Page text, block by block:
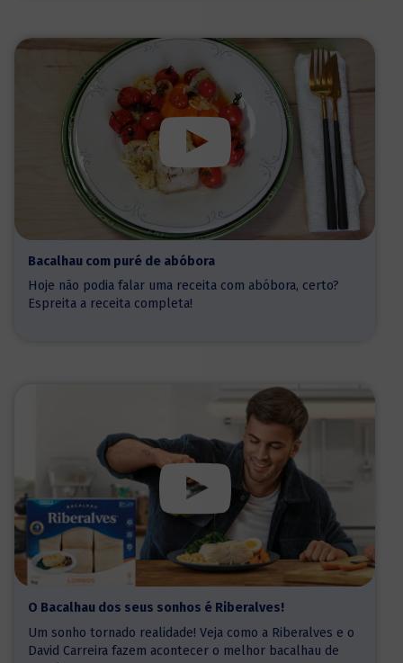
Bacalhau com puré de abóbora
Hoje não podia falar uma receita com abóbora, certo?
Espreita a receita completa!
O Bacalhau dos seus sonhos é Riberalves!
Um sonho tornado realidade! Veja como a Riberalves e o
David Carreira fazem acontecer o melhor bacalhau de